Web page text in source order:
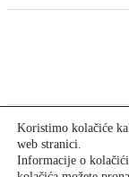
Koristimo kolačiće
web stranici.
Informacije o